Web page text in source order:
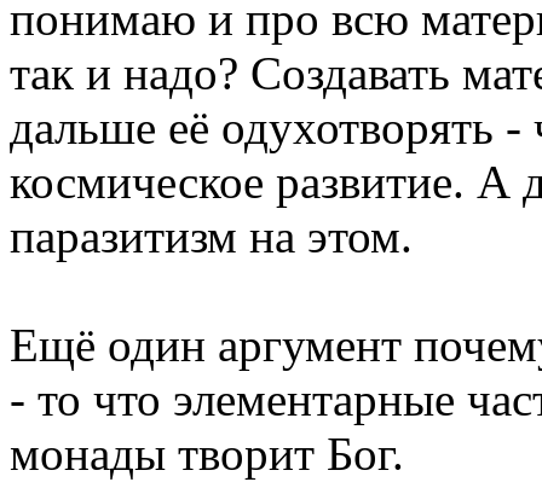
понимаю и про всю
так и надо? Создавать
дальше её одухотворять
космическое развитие. А
паразитизм на этом.
Ещё один аргумент
- то что элементарные
монады творит Бог.